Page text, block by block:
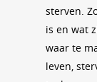
sterven.
is en wat
waar te
leven,